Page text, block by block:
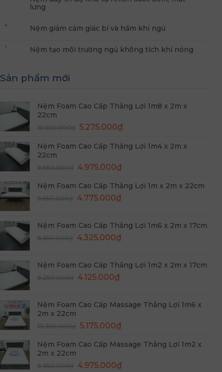
lưng
Nệm giảm cảm giác bí và hầm khi ngủ
Nệm tạo môi trường ngủ không tích khí nóng
Sản phẩm mới
Nệm Foam Cao Cấp Thắng Lợi 1m8 x 2m x
22cm
10.550.000₫ Giá
là:
5.275.000₫Giá
tại
Nệm Foam Cao Cấp Thắng Lợi 1m4 x 2m x
22cm
9.950.000₫ Giá
là:
9.950.000₫.
4.975.000₫Giá
tại
là:
Nệm Foam Cao Cấp Thắng Lợi 1m x 2m x 22cm
9.550.000₫ Giá
9.550.000₫.
4.775.000₫Giá
là:
4.775.000₫.
Nệm Foam Cao Cấp Thắng Lợi 1m6 x 2m x 17cm
8.650.000₫ Giá
8.650.000₫.
4.325.000₫Giá
là:
Nệm Foam Cao Cấp Thắng Lợi 1m2 x 2m x 17cm
8.250.000₫ Giá
8.250.000₫.
4.125.000₫Giá
là:
Nệm Foam Cao Cấp Massage Thắng Lợi 1m6 x
2m x 22cm
10.350.000₫ Giá
là:
5.175.000₫Giá
tại
5.175.000₫.
Nệm Foam Cao Cấp Massage Thắng Lợi 1m2 x
2m x 22cm
9.950.000₫ Giá
4.975.000₫Giá